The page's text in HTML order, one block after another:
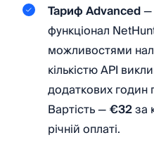
Тариф Advanced—
функціонал
можливостями
кількістю API
додаткових годин
Вартість —€32за
річній оплаті.